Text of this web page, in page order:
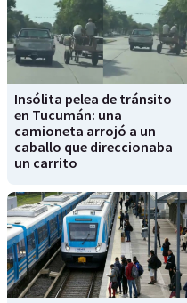
Insólita pelea de tránsito
en Tucumán: una
camioneta arrojó a un
caballo que direccionaba
un carrito